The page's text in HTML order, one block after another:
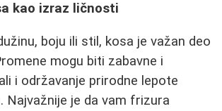
kao izraz ličnosti
boju ili stil, kosa je važan deo
mogu biti zabavne i
i održavanje prirodne lepote
Najvažnije je da vam frizura